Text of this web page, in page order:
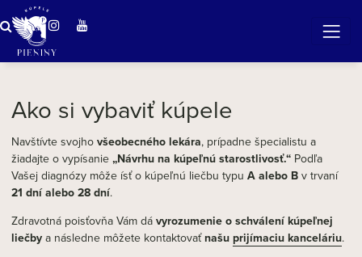
Zázračná voda v Pieninách
Ako si vybaviť kúpele
Navštívte svojho všeobecného lekára, prípadne špecialistu a
žiadajte o vypísanie „Návrhu na kúpeľnú starostlivosť.“ Podľa
Vašej diagnózy môže ísť o kúpeľnú liečbu typu A alebo B v trvaní
21 dní alebo 28 dní.
Zdravotná poisťovňa Vám dá vyrozumenie o schválení kúpeľnej
liečby a následne môžete kontaktovaťnašu prijímaciu kanceláriu.